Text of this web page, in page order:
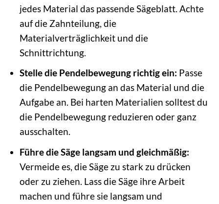
jedes Material das passende Sägeblatt. Achte
auf die Zahnteilung, die
Materialverträglichkeit und die
Schnittrichtung.
Stelle die Pendelbewegung richtig ein: Passe
die Pendelbewegung an das Material und die
Aufgabe an. Bei harten Materialien solltest du
die Pendelbewegung reduzieren oder ganz
ausschalten.
Führe die Säge langsam und gleichmäßig:
Vermeide es, die Säge zu stark zu drücken
oder zu ziehen. Lass die Säge ihre Arbeit
machen und führe sie langsam und